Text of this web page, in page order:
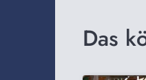
Das